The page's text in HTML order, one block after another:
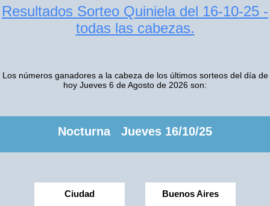
Resultados Sorteo Quiniela del 16-10-25 -
todas las cabezas.
Los números ganadores a la cabeza de los últimos sorteos del día de
hoy Jueves 6 de Agosto de 2026 son:
Nocturna Jueves 16/10/25
Ciudad Buenos Aires